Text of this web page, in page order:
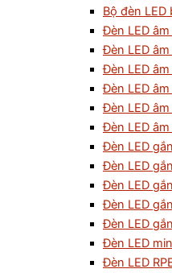
Bộ đèn
Đèn LED
Đèn LED
Đèn LED
Đèn LED
Đèn LED
Đèn LED
Đèn LED
Đèn LED
Đèn LED
Đèn LED
Đèn LED
Đèn LED
Đèn LED